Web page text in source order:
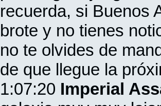
recuerda, si Buenos
brote y no tienes
no te olvides de
de que llegue la
1:07:20 Imperial